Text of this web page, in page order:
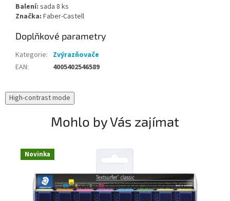
Balení: sada 8 ks
Značka: Faber-Castell
Doplňkové parametry
Kategorie: Zvýrazňovače
EAN: 4005402546589
High-contrast mode
Mohlo by Vás zajímat
Novinka